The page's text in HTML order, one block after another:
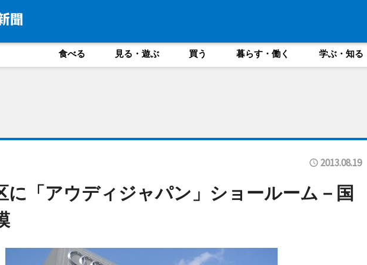
食べる 見る・遊ぶ 買う 暮らす・働く 学ぶ・知る
2013.08.19
に「アウディジャパン」ショールーム－国